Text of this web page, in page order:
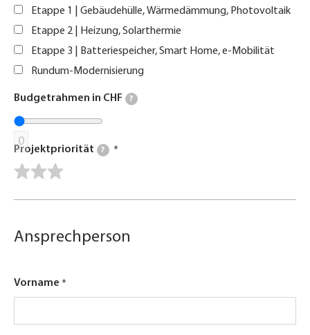
Etappe 1 | Gebäudehülle, Wärmedämmung, Photovoltaik
Etappe 2 | Heizung, Solarthermie
Etappe 3 | Batteriespeicher, Smart Home, e-Mobilität
Rundum-Modernisierung
Budgetrahmen in CHF ?
0
Projektpriorität ?
Ansprechperson
Vorname